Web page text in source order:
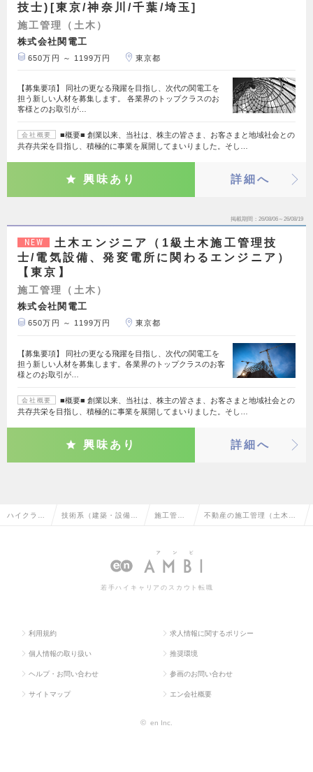
技士)[東京/神奈川/千葉/埼玉]
施工管理（土木）
株式会社関電工
650万円 ～ 1199万円 東京都
【募集要項】 同社の更なる飛躍を目指し、次代の関電工を
担う新しい人材を募集します。 各業界のトップクラスのお
客様とのお取引が…
会社概要
■概要■ 創業以来、当社は、株主の皆さま、お客さまと地域社会との
共存共栄を目指し、積極的に事業を展開してまいりました。そし…
興味あり 詳細へ
掲載期間 26/08/06～26/08/19
NEW
土木エンジニア（1級土木施工管理技
士/電気設備、発変電所に関わるエンジニア）
【東京】
施工管理（土木）
株式会社関電工
650万円 ～ 1199万円 東京都
【募集要項】 同社の更なる飛躍を目指し、次代の関電工を
担う新しい人材を募集します。各業界のトップクラスのお客
様とのお取引が…
会社概要
■概要■ 創業以来、当社は、株主の皆さま、お客さまと地域社会との
共存共栄を目指し、積極的に事業を展開してまいりました。そし…
興味あり 詳細へ
ハイクラス 技術系（建築・設備・ 施工管理 不動産の施工管理（土木）
若手ハイキャリアのスカウト転職
利用規約 求人情報に関するポリシー
個人情報の取り扱い 推奨環境
ヘルプ・お問い合わせ 参画のお問い合わせ
サイトマップ エン会社概要
© en Inc.